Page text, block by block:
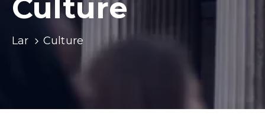
Cultura
Esportes
Informação
Culture
Lar Culture